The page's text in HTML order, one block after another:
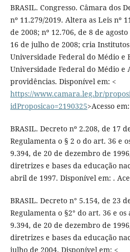
BRASIL. Congresso. Câmara dos
nº 11.279/2019. Altera as Leis nº
de 2008; nº 12.706, de 8 de
16 de julho de 2008; cria
Universidade Federal do Médio e
Universidade Federal do Médio e
providências. Disponível em: <
https://www.camara.leg.br/
idProposicao=2190325>Acesso
BRASIL. Decreto nº 2.208, de 17
Regulamenta o § 2 o do art. 36 e
9.394, de 20 de dezembro de
diretrizes e bases da educação
abril de 1997. Disponível em: .
BRASIL. Decreto n° 5.154, de 23
Regulamenta o §2° do art. 36 e os
9.394, de 20 de dezembro de
diretrizes e bases da educação
julho de 2004. Disponível em: <